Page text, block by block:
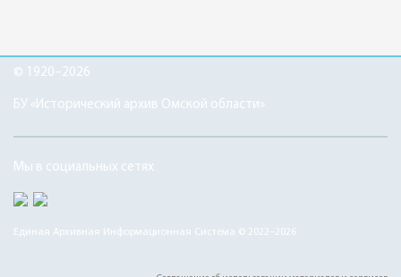
© 1920–2026
БУ «Исторический архив Омской области»
Мы в социальных сетях
Единая Архивная Информационная Система © 2022–2026